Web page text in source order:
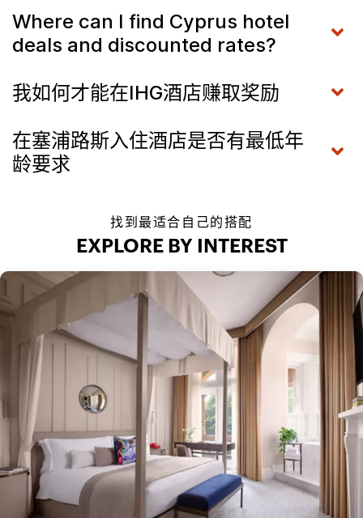
Where can I find Cyprus hotel
deals and discounted rates?
我如何才能在IHG酒店赚取奖励
在塞浦路斯入住酒店是否有最低年
龄要求
找到最适合自己的搭配
EXPLORE BY INTEREST